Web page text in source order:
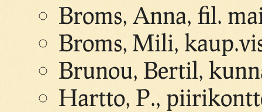
Broms, Anna, fil.
Broms, Mili,
Brunou, Bertil,
Hartto, P.,